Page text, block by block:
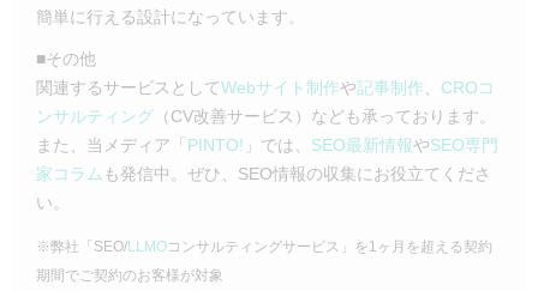
簡単に行える設計になっています。
■その他
関連するサービスとしてWebサイト制作や記事制作、 CROコ
ンサルティング（CV改善サービス）なども承っております。
また、当メディア「 PINTO! 」では、 SEO最新情報やSEO専門
家コラム も発信中。ぜひ、SEO情報の収集にお役立てくださ
い。
※弊社「SEO/LLMOコンサルティングサービス」を1ヶ月を超える契約
期間でご契約のお客様が対象